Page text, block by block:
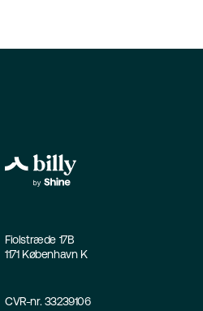
Fiolstræde 17B
1171 København K
CVR-nr. 33239106